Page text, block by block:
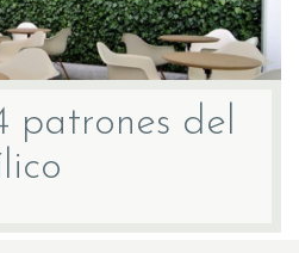
patrones del